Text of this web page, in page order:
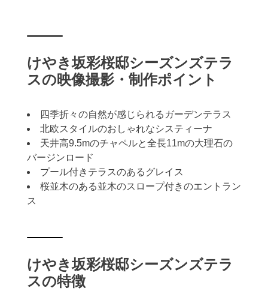
けやき坂彩桜邸シーズンズテラ
スの映像撮影・制作ポイント
四季折々の自然が感じられるガーデンテラス
北欧スタイルのおしゃれなシスティーナ
天井高9.5mのチャペルと全長11mの大理石の
バージンロード
プール付きテラスのあるグレイス
桜並木のある並木のスロープ付きのエントラン
ス
けやき坂彩桜邸シーズンズテラ
スの特徴